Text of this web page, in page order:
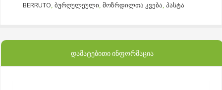
BERRUTO, ბურღულეული, მოზრდილთა კვება, პასტა
ᲓᲐᲛᲐᲢᲔᲑᲘᲗᲘ ᲘᲜᲤᲝᲠᲛᲐᲪᲘᲐ